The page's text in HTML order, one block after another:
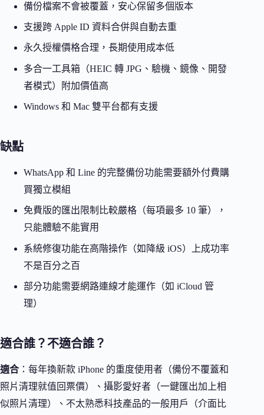
備份檔案不會被覆蓋，安心保留多個版本
支援跨 Apple ID 資料合併與自動去重
永久授權價格合理，長期使用成本低
多合一工具箱（HEIC 轉 JPG、驗機、鏡像、開發
者模式）附加價值高
Windows 和 Mac 雙平台都有支援
缺點
WhatsApp 和 Line 的完整備份功能需要額外付費購
買獨立模組
免費版的匯出限制比較嚴格（每項最多 10 筆），
只能體驗不能實用
系統修復功能在高階操作（如降級 iOS）上成功率
不是百分之百
部分功能需要網路連線才能運作（如 iCloud 管
理）
適合誰？不適合誰？
適合 ：每年換新款 iPhone 的重度使用者（備份不覆蓋和
照片清理就值回票價）、攝影愛好者（一鍵匯出加上相
似照片清理）、不太熟悉科技產品的一般用戶（介面比